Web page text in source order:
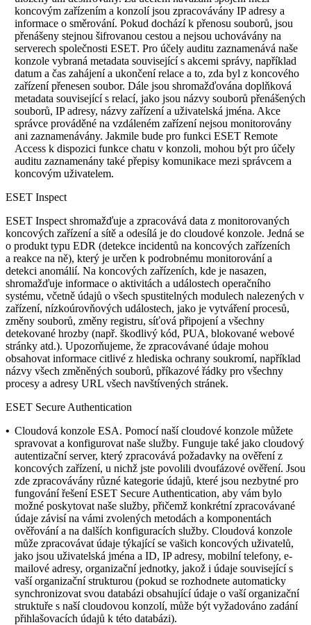
koncovým zařízením a konzolí jsou zpracovávány IP adresy a
informace o směrování. Pokud dochází k přenosu souborů, jsou
přenášeny stejnou šifrovanou cestou a nejsou uchovávány na
serverech společnosti ESET. Pro účely auditu zaznamenává naše
konzole vybraná metadata související s akcemi správy, například
datum a čas zahájení a ukončení relace a to, zda byl z koncového
zařízení přenesen soubor. Dále jsou shromažďována doplňková
metadata související s relací, jako jsou názvy souborů přenášených
souborů, IP adresy, názvy zařízení a uživatelská jména. Akce
správce prováděné na vzdáleném zařízení nejsou monitorovány
ani zaznamenávány. Jakmile bude pro funkci ESET Remote
Access k dispozici funkce chatu v konzoli, mohou být pro účely
auditu zaznamenány také přepisy komunikace mezi správcem a
koncovým uživatelem.
ESET Inspect
ESET Inspect shromažďuje a zpracovává data z monitorovaných
koncových zařízení a sítě a odesílá je do cloudové konzole. Jedná se
o produkt typu EDR (detekce incidentů na koncových zařízeních
a reakce na ně), který je určen k podrobnému monitorování a
detekci anomálií. Na koncových zařízeních, kde je nasazen,
shromažďuje informace o aktivitách a událostech operačního
systému, včetně údajů o všech spustitelných modulech nalezených v
zařízení, nízkoúrovňových událostech, jako je vytváření procesů,
změny souborů, změny registru, síťová připojení a všechny
detekované hrozby (např. škodlivý kód, PUA, blokované webové
stránky atd.). Upozorňujeme, že zpracovávané údaje mohou
obsahovat informace citlivé z hlediska ochrany soukromí, například
názvy všech změněných souborů, příkazové řádky pro všechny
procesy a adresy URL všech navštívených stránek.
ESET Secure Authentication
• Cloudová konzole ESA. Pomocí naší cloudové konzole můžete
spravovat a konfigurovat naše služby. Funguje také jako cloudový
autentizační server, který zpracovává požadavky na ověření z
koncových zařízení, u nichž jste povolili dvoufázové ověření. Jsou
zde zpracovávány různé kategorie údajů, které jsou nezbytné pro
fungování řešení ESET Secure Authentication, aby vám bylo
možné poskytovat naše služby, přičemž konkrétní zpracovávané
údaje závisí na vámi zvolených metodách a komponentách
ověřování a na dalších konfiguracích služby. Cloudová konzole
může zpracovávat údaje týkající se vašich koncových uživatelů,
jako jsou uživatelská jména a ID, IP adresy, mobilní telefony, e-
mailové adresy, organizační jednotky, jakož i údaje související s
vaší organizační strukturou (pokud se rozhodnete automaticky
synchronizovat svou databázi obsahující údaje o vaší organizační
struktuře s naší cloudovou konzolí, může být vyžadováno zadání
přihlašovacích údajů k této databázi).